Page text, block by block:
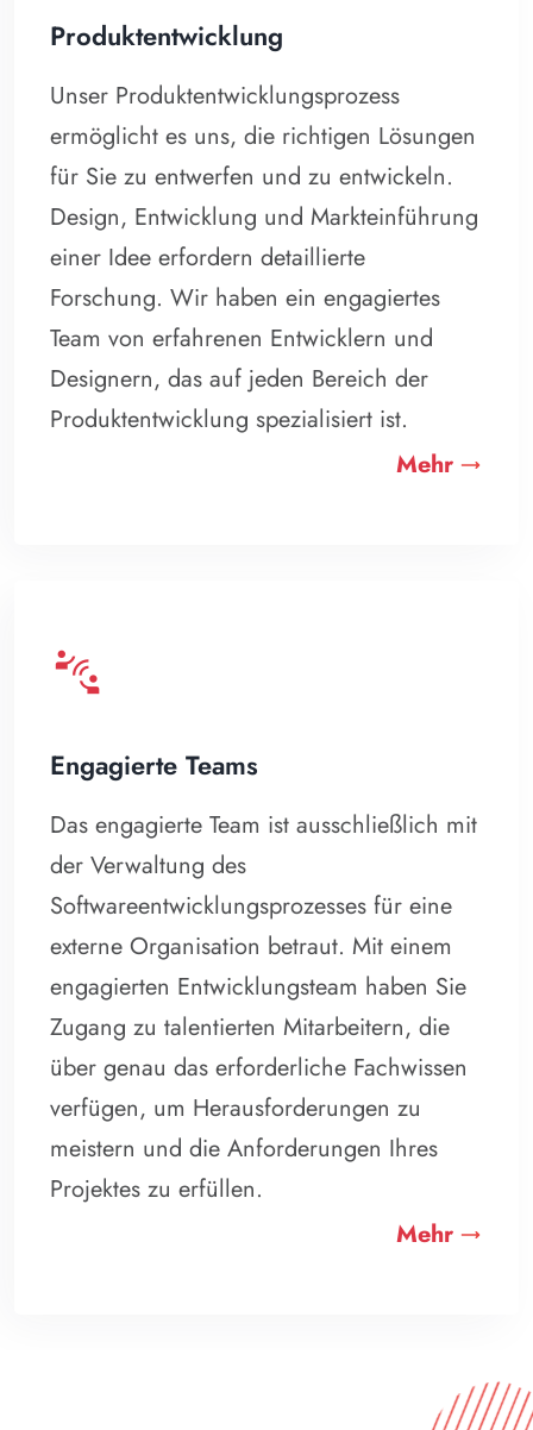
Produktentwicklung
Unser Produktentwicklungsprozess
ermöglicht es uns, die richtigen Lösungen
für Sie zu entwerfen und zu entwickeln.
Design, Entwicklung und Markteinführung
einer Idee erfordern detaillierte
Forschung. Wir haben ein engagiertes
Team von erfahrenen Entwicklern und
Designern, das auf jeden Bereich der
Produktentwicklung spezialisiert ist.
Mehr
connect_without_contact
Engagierte Teams
Das engagierte Team ist ausschließlich mit
der Verwaltung des
Softwareentwicklungsprozesses für eine
externe Organisation betraut. Mit einem
engagierten Entwicklungsteam haben Sie
Zugang zu talentierten Mitarbeitern, die
über genau das erforderliche Fachwissen
verfügen, um Herausforderungen zu
meistern und die Anforderungen Ihres
Projektes zu erfüllen.
Mehr